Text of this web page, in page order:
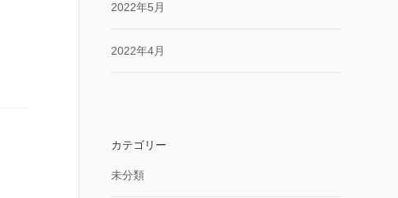
2022年5月
2022年4月
カテゴリー
未分類